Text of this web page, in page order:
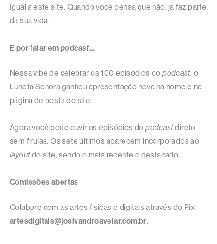
Igual a este site. Quando você pensa que não, já faz parte
da sua vida.
E por falar em podcast…
Nessa vibe de celebrar os 100 episódios dopodcast, o
Luneta Sonora ganhou apresentação nova na home e na
página de posts do site.
Agora você pode ouvir os episódios dopodcastdireto
sem firulas. Os sete últimos aparecem incorporados ao
layout do site, sendo o mais recente o destacado.
Comissões abertas
Colabore com as artes físicas e digitais através do Pix
artesdigitais@josivandroavelar.com.br.